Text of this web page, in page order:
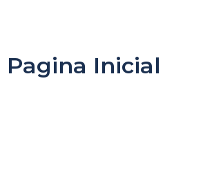
Pagina Inicial